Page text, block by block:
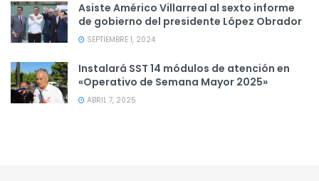
Asiste Américo Villarreal al sexto informe
de gobierno del presidente López Obrador
SEPTIEMBRE 1, 2024
Instalará SST 14 módulos de atención en
«Operativo de Semana Mayor 2025»
ABRIL 7, 2025